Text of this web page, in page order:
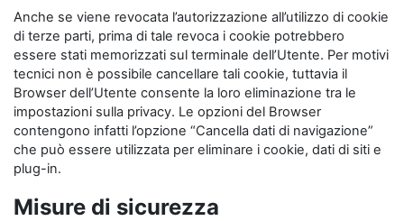
Anche se viene revocata l’autorizzazione all’utilizzo di cookie
di terze parti, prima di tale revoca i cookie potrebbero
essere stati memorizzati sul terminale dell’Utente. Per motivi
tecnici non è possibile cancellare tali cookie, tuttavia il
Browser dell’Utente consente la loro eliminazione tra le
impostazioni sulla privacy. Le opzioni del Browser
contengono infatti l’opzione “Cancella dati di navigazione”
che può essere utilizzata per eliminare i cookie, dati di siti e
plug-in.
Misure di sicurezza